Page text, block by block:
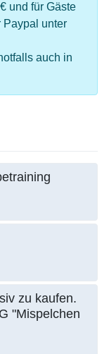
und für Gäste
Paypal unter
auch in
zu kaufen.
"Mispelchen